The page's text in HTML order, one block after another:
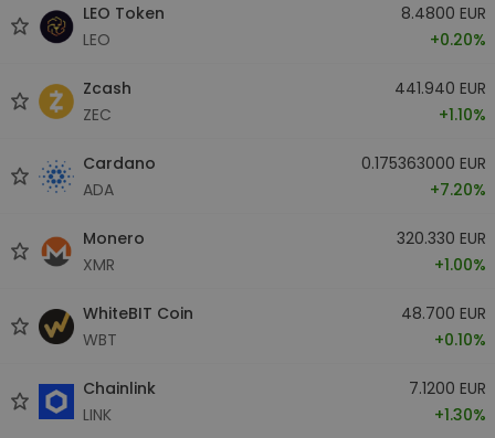
LEO Token
LEO
8.4800 EUR
+0.20%
Zcash
ZEC
441.940 EUR
+1.10%
Cardano
ADA
0.175363000 EUR
+7.20%
Monero
XMR
320.330 EUR
+1.00%
WhiteBIT Coin
WBT
48.700 EUR
+0.10%
Chainlink
LINK
7.1200 EUR
+1.30%